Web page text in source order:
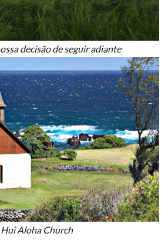
decisão de seguir adiante
Hui Aloha Church